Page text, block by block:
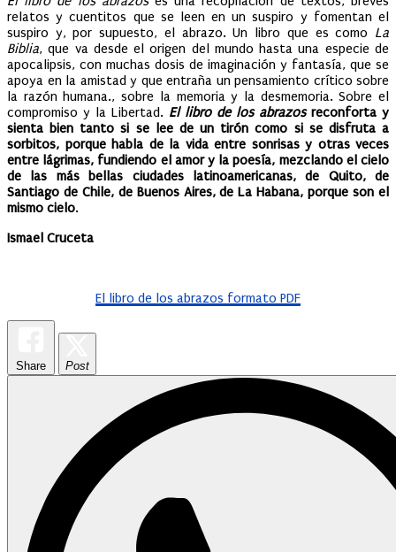
relatos y cuentitos que se leen en un suspiro y fomentan el
suspiro y, por supuesto, el abrazo. Un libro que es como La
Biblia, que va desde el origen del mundo hasta una especie de
apocalipsis, con muchas dosis de imaginación y fantasía, que se
apoya en la amistad y que entraña un pensamiento crítico sobre
la razón humana., sobre la memoria y la desmemoria. Sobre el
compromiso y la Libertad. El libro de los abrazosreconforta y
sienta bien tanto si se lee de un tirón como si se disfruta a
sorbitos, porque habla de la vida entre sonrisas y otras veces
entre lágrimas, fundiendo el amor y la poesía, mezclando el cielo
de las más bellas ciudades latinoamericanas, de Quito, de
Santiago de Chile, de Buenos Aires, de La Habana, porque son el
mismo cielo.
Ismael Cruceta
El libro de los abrazos formato PDF
Share Post